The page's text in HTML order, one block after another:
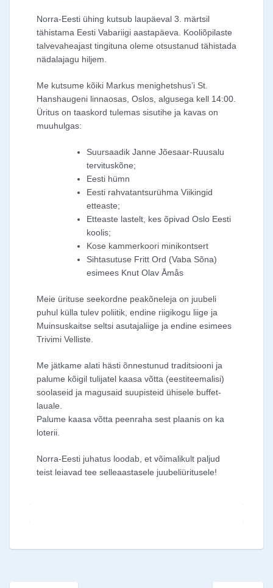
Norra-Eesti ühing kutsub laupäeval 3. märtsil
tähistama Eesti Vabariigi aastapäeva. Kooliõpilaste
talvevaheajast tingituna oleme otsustanud tähistada
nädalajagu hiljem.
Me kutsume kõiki Markus menighetshus’i St.
Hanshaugeni linnaosas, Oslos, algusega kell 14:00.
Üritus on taaskord tulemas sisutihe ja kavas on
muuhulgas:
Suursaadik Janne Jõesaar-Ruusalu
tervituskõne;
Eesti hümn
Eesti rahvatantsurühma Viikingid
etteaste;
Etteaste lastelt, kes õpivad Oslo Eesti
koolis;
Kose kammerkoori minikontsert
Sihtasutuse Fritt Ord (Vaba Sõna)
esimees Knut Olav Åmås
Meie ürituse seekordne peakõneleja on juubeli
puhul külla tulev poliitik, endine riigikogu liige ja
Muinsuskaitse seltsi asutajaliige ja endine esimees
Trivimi Velliste.
Me jätkame alati hästi õnnestunud traditsiooni ja
palume kõigil tulijatel kaasa võtta (eestiteemalisi)
soolaseid ja magusaid suupisteid ühisele buffet-
lauale.
Palume kaasa võtta peenraha sest plaanis on ka
loterii.
Norra-Eesti juhatus loodab, et võimalikult paljud
teist leiavad tee selleaastasele juubeliüritusele!